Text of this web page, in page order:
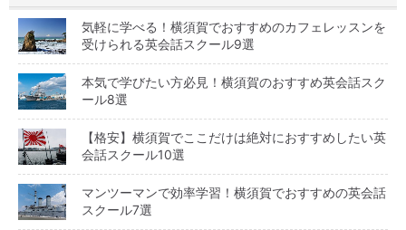
気軽に学べる！横須賀でおすすめのカフェレッスンを
受けられる英会話スクール9選
本気で学びたい方必見！横須賀のおすすめ英会話スク
ール8選
【格安】横須賀でここだけは絶対におすすめしたい英
会話スクール10選
マンツーマンで効率学習！横須賀でおすすめの英会話
スクール7選